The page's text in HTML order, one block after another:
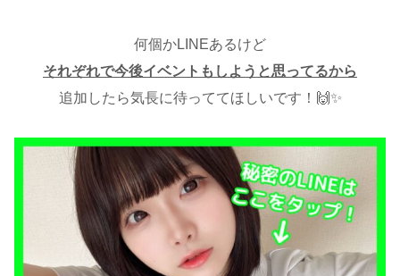
何個かLINEあるけど
それぞれで今後イベントもしようと思ってるから
追加したら気長に待っててほしいです！🙌✨